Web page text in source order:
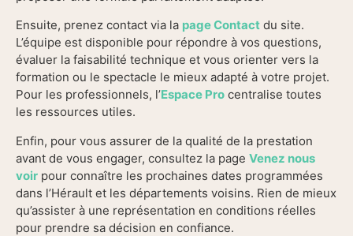
Ensuite, prenez contact via la page Contact du site.
L’équipe est disponible pour répondre à vos questions,
évaluer la faisabilité technique et vous orienter vers la
formation ou le spectacle le mieux adapté à votre projet.
Pour les professionnels, l’Espace Pro centralise toutes
les ressources utiles.
Enfin, pour vous assurer de la qualité de la prestation
avant de vous engager, consultez la page Venez nous
voir pour connaître les prochaines dates programmées
dans l’Hérault et les départements voisins. Rien de mieux
qu’assister à une représentation en conditions réelles
pour prendre sa décision en confiance.